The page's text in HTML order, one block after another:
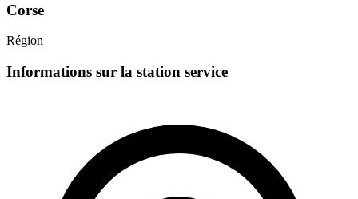
Corse
Région
Informations sur la station service